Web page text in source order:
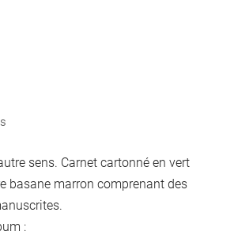
sens. Carnet cartonné en vert
basane marron comprenant des
: